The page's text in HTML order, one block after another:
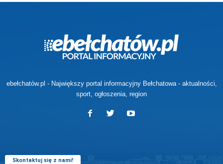
ebełchatów.pl - Największy portal informacyjny Bełchatowa - aktualności,
sport, ogłoszenia, region
Skontaktuj się z nami!